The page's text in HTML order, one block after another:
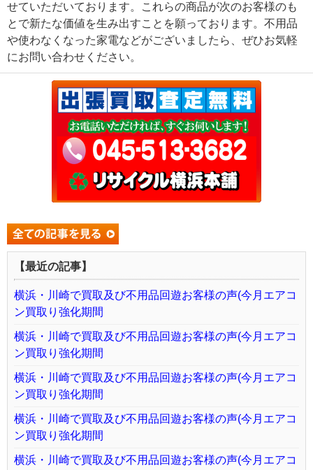
せていただいております。これらの商品が次のお客様のも
とで新たな価値を生み出すことを願っております。不用品
や使わなくなった家電などがございましたら、ぜひお気軽
にお問い合わせください。
【最近の記事】
横浜・川崎で買取及び不用品回遊お客様の声(今月エアコ
ン買取り強化期間
横浜・川崎で買取及び不用品回遊お客様の声(今月エアコ
ン買取り強化期間
横浜・川崎で買取及び不用品回遊お客様の声(今月エアコ
ン買取り強化期間
横浜・川崎で買取及び不用品回遊お客様の声(今月エアコ
ン買取り強化期間
横浜・川崎で買取及び不用品回遊お客様の声(今月エアコ